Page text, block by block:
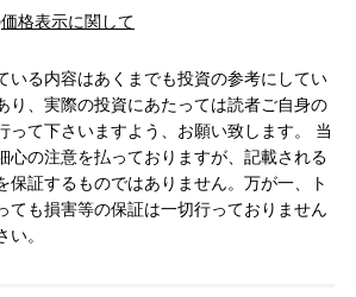
価格表示に関して
いる内容はあくまでも投資の参考にしてい
り、実際の投資にあたっては読者ご自身の
って下さいますよう、お願い致します。 当
心の注意を払っておりますが、記載される
保証するものではありません。万が一、ト
ても損害等の保証は一切行っておりません
。